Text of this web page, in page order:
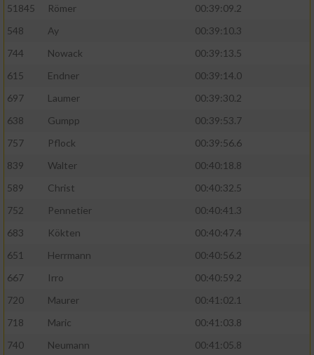
51845 Römer
00:39:09.2
548
Ay
00:39:10.3
744
Nowack
00:39:13.5
615
Endner
00:39:14.0
697
Laumer
00:39:30.2
638
Gumpp
00:39:53.7
757
Pflock
00:39:56.6
839
Walter
00:40:18.8
589
Christ
00:40:32.5
752
Pennetier
00:40:41.3
683
Kökten
00:40:47.4
651
Herrmann
00:40:56.2
667
Irro
00:40:59.2
720
Maurer
00:41:02.1
718
Maric
00:41:03.8
740
Neumann
00:41:05.8